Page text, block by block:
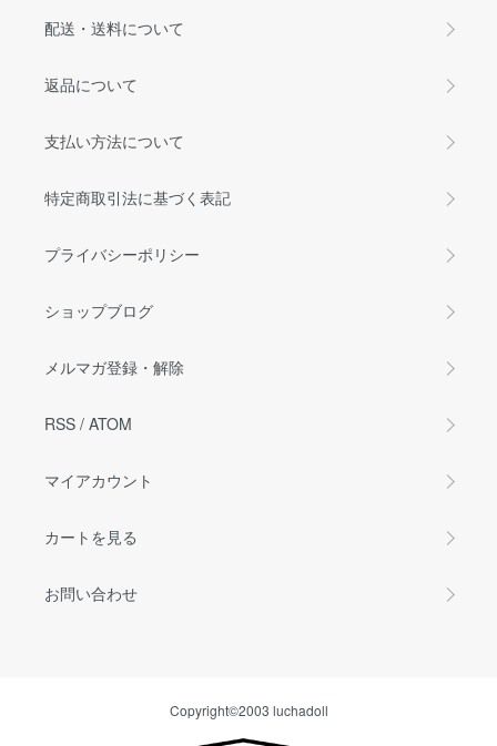
配送・送料について
返品について
支払い方法について
特定商取引法に基づく表記
プライバシーポリシー
ショップブログ
メルマガ登録・解除
RSS / ATOM
マイアカウント
カートを見る
お問い合わせ
Copyright©2003 luchadoll